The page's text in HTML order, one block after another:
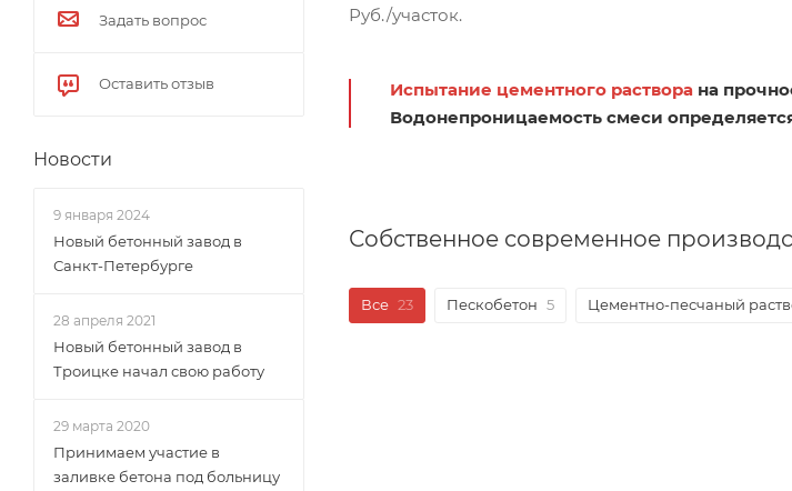
Руб./участок.
Испытание цементного раствора на
Водонепроницаемость смеси
Собственное современное
Все 23 Пескобетон 5 Цементно-песчаный
Задать вопрос
Оставить отзыв
Новости
9 января 2024
Новый бетонный завод в
Санкт-Петербурге
28 апреля 2021
Новый бетонный завод в
Троицке начал свою работу
29 марта 2020
Принимаем участие в
заливке бетона под больницу